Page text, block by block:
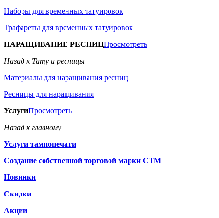
Наборы для временных татуировок
Трафареты для временных татуировок
НАРАЩИВАНИЕ РЕСНИЦПросмотреть
Назад к Тату и ресницы
Материалы для наращивания ресниц
Ресницы для наращивания
УслугиПросмотреть
Назад к главному
Услуги тампопечати
Создание собственной торговой марки СТМ
Новинки
Скидки
Акции